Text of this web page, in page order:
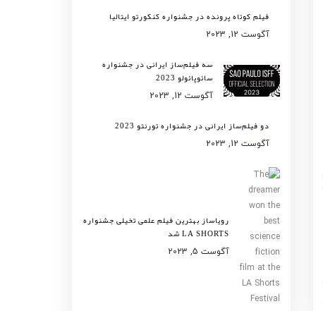
فیلم کوتاه پرونده در جشنواره کنکورتو ایتالیا
آگوست 12, 2023
سه فیلم‌ساز ایرانی در جشنواره
سائوپائولو 2023
آگوست 12, 2023
دو فیلم‌ساز ایرانی در جشنواره تورنتو 2023
آگوست 12, 2023
رویاساز بهترین فیلم علمی تخیلی جشنواره
LA SHORTS شد
آگوست 5, 2023